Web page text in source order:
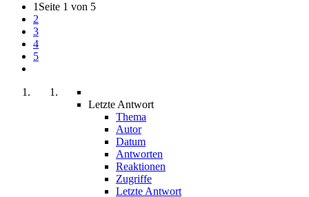
1 Seite 1 von 5
2
3
4
5
Letzte Antwort
Thema
Autor
Datum
Antworten
Reaktionen
Zugriffe
Letzte Antwort